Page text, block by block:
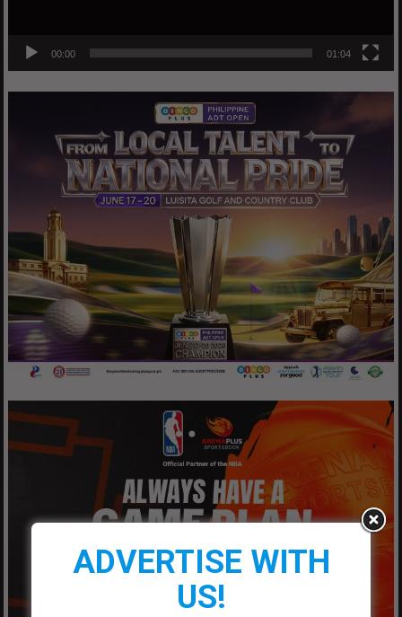
00:00 01:04
ADVERTISE WITH
US!